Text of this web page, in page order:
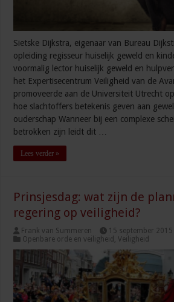
Sietske Dijkstra, eigenaar van Bureau
opleiding regisseur huiselijk geweld en
voormalig lector huiselijk geweld en
het Expertisecentrum Veiligheid van de
promoveerde aan de Universiteit Utrecht
hoe slachtoffers betekenis geven aan
ouderschap Wanneer bij een complexe
betrokken zijn leidt dit …
Lees verder »
Prinsjesdag: wat zijn de
regering op veiligheid?
Frank van Summeren
15 september 2015
Openbare orde en veiligheid ,Veiligheid